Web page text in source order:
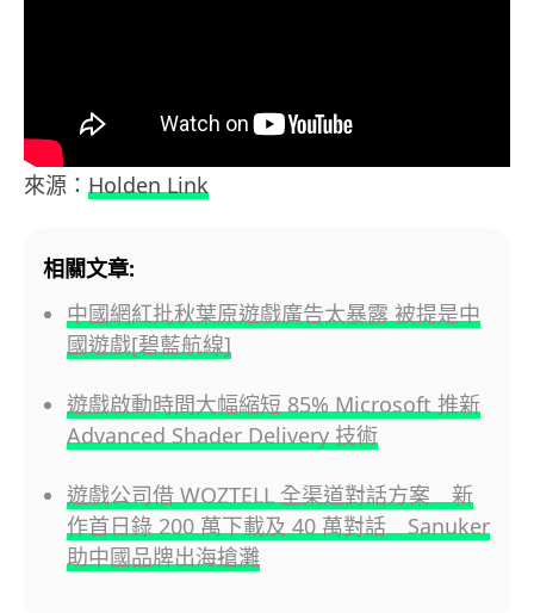
來源： Holden Link
相關文章:
中國網紅批秋葉原遊戲廣告太暴露 被提是中
國遊戲[碧藍航線]
遊戲啟動時間大幅縮短 85% Microsoft 推新
Advanced Shader Delivery 技術
遊戲公司借 WOZTELL 全渠道對話方案 新
作首日錄 200 萬下載及 40 萬對話 Sanuker
助中國品牌出海搶灘